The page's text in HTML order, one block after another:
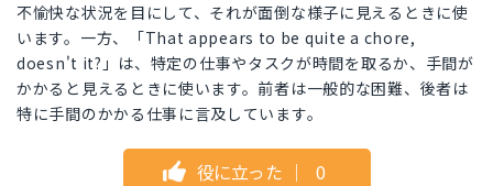
不愉快な状況を目にして、それが面倒な様子に見えるときに使
います。一方、「That appears to be quite a chore,
doesn't it?」は、特定の仕事やタスクが時間を取るか、手間が
かかると見えるときに使います。前者は一般的な困難、後者は
特に手間のかかる仕事に言及しています。
役に立った ｜ 0